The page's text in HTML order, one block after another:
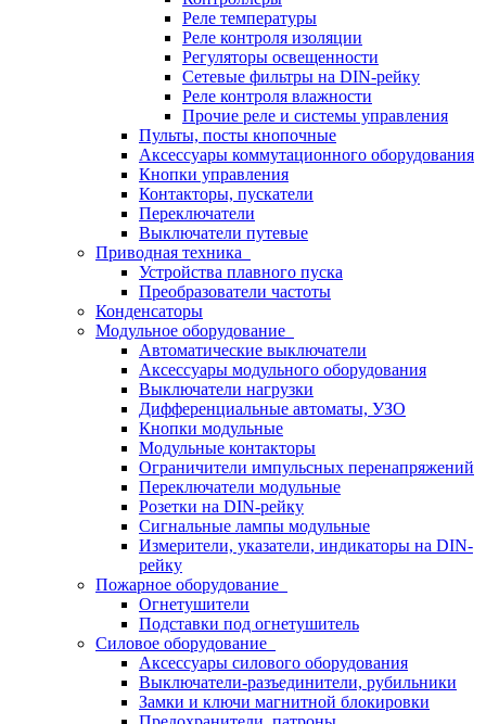
Реле температуры
Реле контроля изоляции
Регуляторы освещенности
Сетевые фильтры на DIN-рейку
Реле контроля влажности
Прочие реле и системы управления
Пульты, посты кнопочные
Аксессуары коммутационного оборудования
Кнопки управления
Контакторы, пускатели
Переключатели
Выключатели путевые
Приводная техника
Устройства плавного пуска
Преобразователи частоты
Конденсаторы
Модульное оборудование
Автоматические выключатели
Аксессуары модульного оборудования
Выключатели нагрузки
Дифференциальные автоматы, УЗО
Кнопки модульные
Модульные контакторы
Ограничители импульсных перенапряжений
Переключатели модульные
Розетки на DIN-рейку
Сигнальные лампы модульные
Измерители, указатели, индикаторы на DIN-
рейку
Пожарное оборудование
Огнетушители
Подставки под огнетушитель
Силовое оборудование
Аксессуары силового оборудования
Выключатели-разъединители, рубильники
Замки и ключи магнитной блокировки